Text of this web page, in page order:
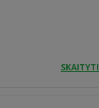
SKAITYTI